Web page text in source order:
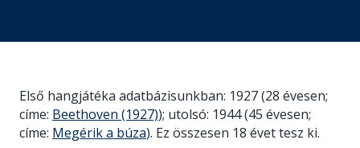
Első hangjátéka adatbázisunkban: 1927 (28 évesen;
címe: Beethoven (1927)); utolsó: 1944 (45 évesen;
címe: Megérik a búza). Ez összesen 18 évet tesz ki.